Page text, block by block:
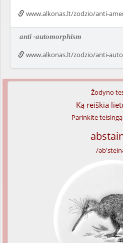
www.alkonas.lt/zodzio/anti-
anti-automorphism
www.alkonas.lt/zodzio/anti-
Žodyno
Ką reiškia
Parinkite
/